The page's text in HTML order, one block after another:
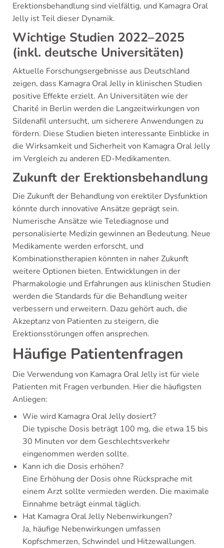
Erektionsbehandlung sind vielfältig, und Kamagra Oral
Jelly ist Teil dieser Dynamik.
Wichtige Studien 2022–2025
(inkl. deutsche Universitäten)
Aktuelle Forschungsergebnisse aus Deutschland
zeigen, dass Kamagra Oral Jelly in klinischen Studien
positive Effekte erzielt. An Universitäten wie der
Charité in Berlin werden die Langzeitwirkungen von
Sildenafil untersucht, um sicherere Anwendungen zu
fördern. Diese Studien bieten interessante Einblicke in
die Wirksamkeit und Sicherheit von Kamagra Oral Jelly
im Vergleich zu anderen ED-Medikamenten.
Zukunft der Erektionsbehandlung
Die Zukunft der Behandlung von erektiler Dysfunktion
könnte durch innovative Ansätze geprägt sein.
Numerische Ansätze wie Telediagnose und
personalisierte Medizin gewinnen an Bedeutung. Neue
Medikamente werden erforscht, und
Kombinationstherapien könnten in naher Zukunft
weitere Optionen bieten. Entwicklungen in der
Pharmakologie und Erfahrungen aus klinischen Studien
werden die Standards für die Behandlung weiter
verbessern und erweitern. Dazu gehört auch, die
Akzeptanz von Patienten zu steigern, die
Erektionsstörungen offen ansprechen.
Häufige Patientenfragen
Die Verwendung von Kamagra Oral Jelly ist für viele
Patienten mit Fragen verbunden. Hier die häufigsten
Anliegen:
Wie wird Kamagra Oral Jelly dosiert?
Die typische Dosis beträgt 100 mg, die etwa 15 bis
30 Minuten vor dem Geschlechtsverkehr
eingenommen werden sollte.
Kann ich die Dosis erhöhen?
Eine Erhöhung der Dosis ohne Rücksprache mit
einem Arzt sollte vermieden werden. Die maximale
Einnahme beträgt einmal täglich.
Hat Kamagra Oral Jelly Nebenwirkungen?
Ja, häufige Nebenwirkungen umfassen
Kopfschmerzen, Schwindel und Hitzewallungen.